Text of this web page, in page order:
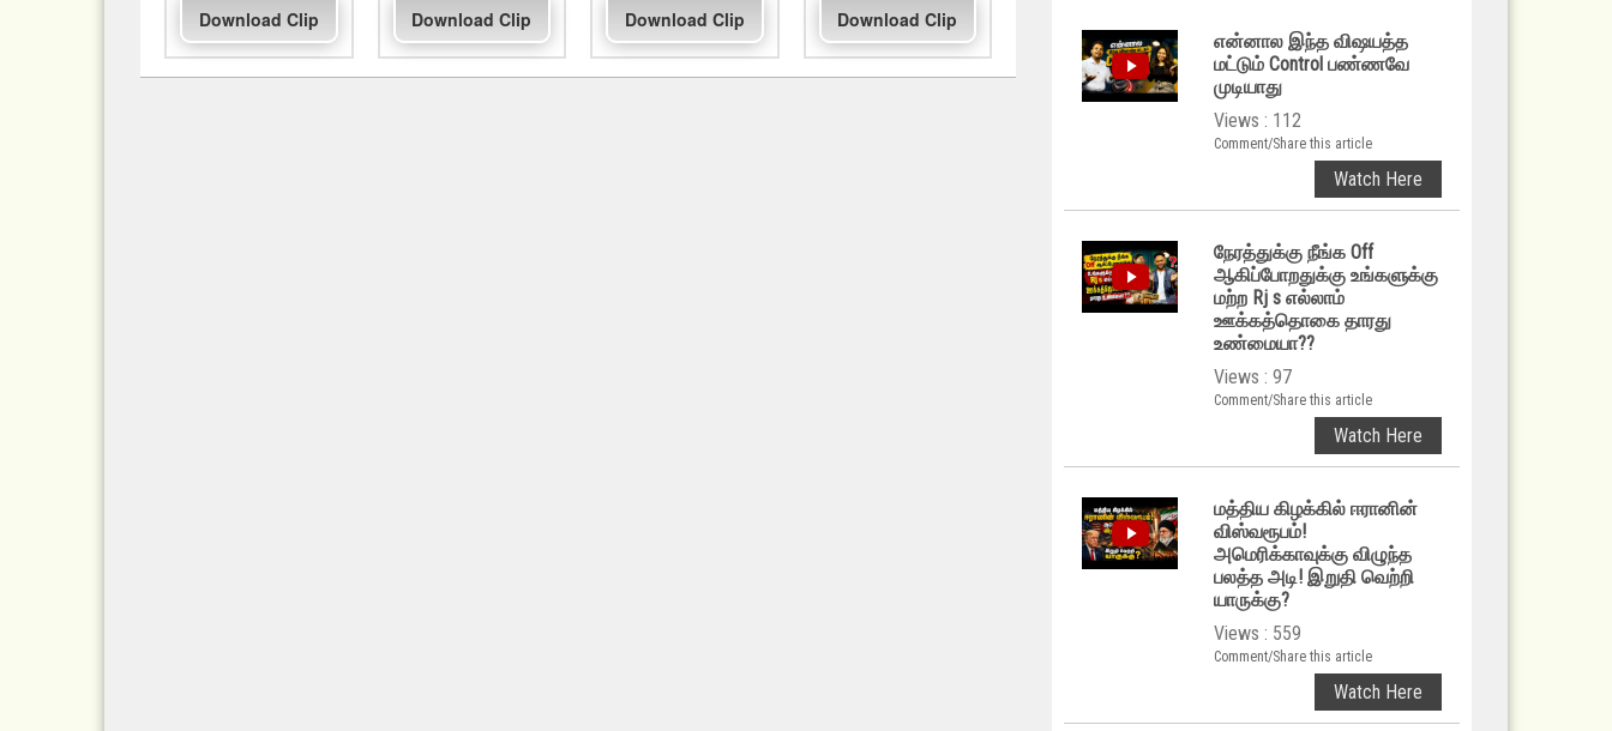
Download Clip Download Clip Download Clip Download Clip
என்னால இந்த விஷயத்த
மட்டும் Control பண்ணவே
முடியாது
Views : 112
Comment/Share this article
Watch Here
நேரத்துக்கு நீங்க Off
ஆகிப்போறதுக்கு உங்களுக்கு
மற்ற Rj s எல்லாம்
ஊக்கத்தொகை தாரது
உண்மையா??
Views : 97
Comment/Share this article
Watch Here
மத்திய கிழக்கில் ஈரானின்
விஸ்வரூபம்!
அமெரிக்காவுக்கு விழுந்த
பலத்த அடி! இறுதி வெற்றி
யாருக்கு?
Views : 559
Comment/Share this article
Watch Here